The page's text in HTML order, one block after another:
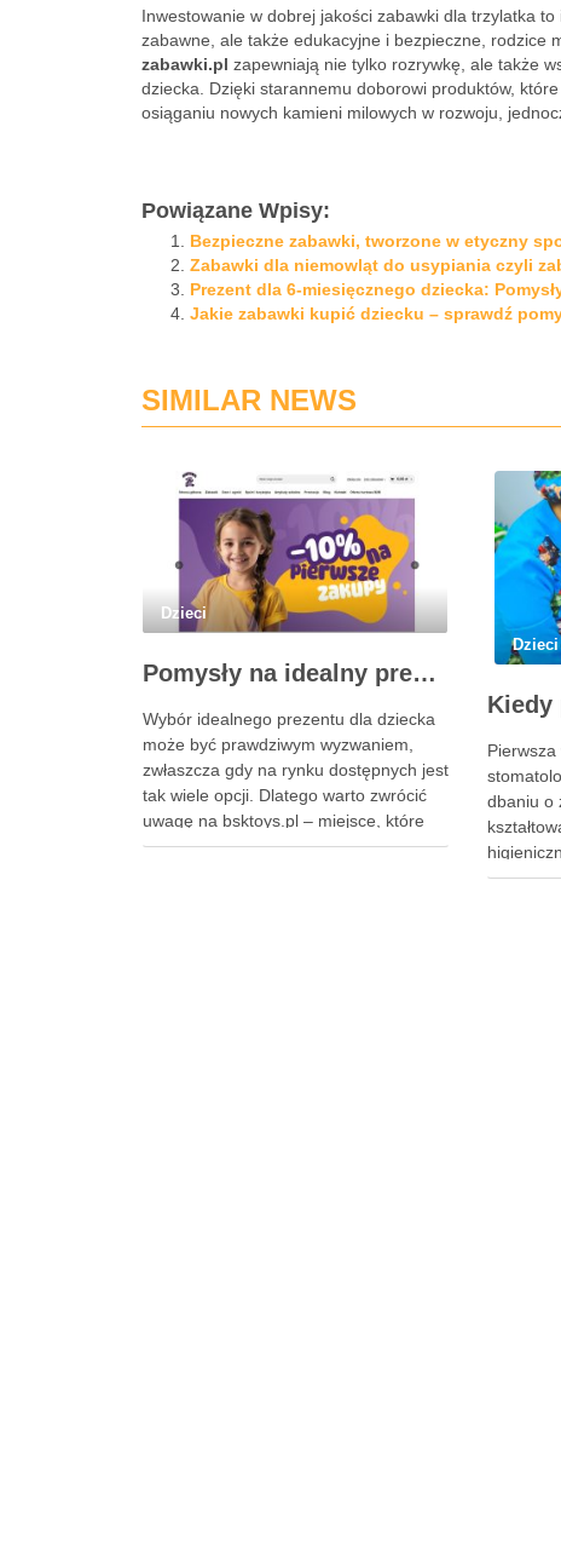
Inwestowanie w dobrej jakości zabawki dla trzylatka
zabawne, ale także edukacyjne i bezpieczne, rodzice
zabawki.pl zapewniają nie tylko rozrywkę, ale także
dziecka. Dzięki starannemu doborowi produktów,
osiąganiu nowych kamieni milowych w rozwoju,
Powiązane Wpisy:
Bezpieczne zabawki, tworzone w etyczny
Zabawki dla niemowląt do usypiania czyli
Prezent dla 6-miesięcznego dziecka:
Jakie zabawki kupić dziecku – sprawdź
SIMILAR NEWS
Dzieci
Pomysły na idealny prezent dla dzieci z BSKToys
Wybór idealnego prezentu dla dziecka
może być prawdziwym wyzwaniem,
zwłaszcza gdy na rynku dostępnych jest
tak wiele opcji. Dlatego warto zwrócić
uwagę na bsktoys.pl – miejsce, które
oferuje nie tylko szeroki asortyment
Dzieci
dbaniu o